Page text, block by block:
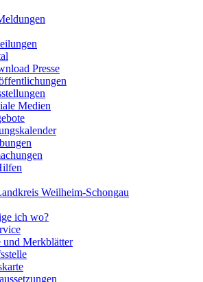
Presse
Medien
Weilheim-Schongau
ich wo?
und Merkblätter